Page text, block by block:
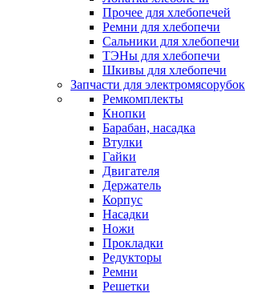
Прочее для хлебопечей
Ремни для хлебопечи
Сальники для хлебопечи
ТЭНы для хлебопечи
Шкивы для хлебопечи
Запчасти для электромясорубок
Ремкомплекты
Кнопки
Барабан, насадка
Втулки
Гайки
Двигателя
Держатель
Корпус
Насадки
Ножи
Прокладки
Редукторы
Ремни
Решетки